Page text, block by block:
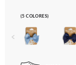
(5 COLORES)